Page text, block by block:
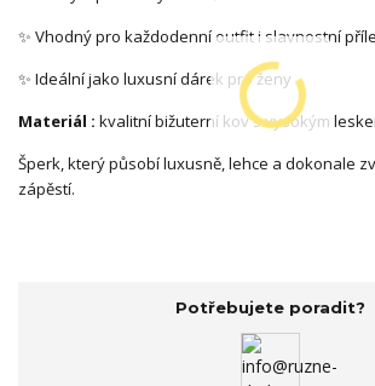
✨ Vhodný pro každodenní outfit i slavnostní
✨ Ideální jako luxusní dárek pro ženy
Materiál : kvalitní bižuterní kov s vysokým
Šperk, který působí luxusně, lehce a dokonale
zápěstí.
Potřebujete poradit?